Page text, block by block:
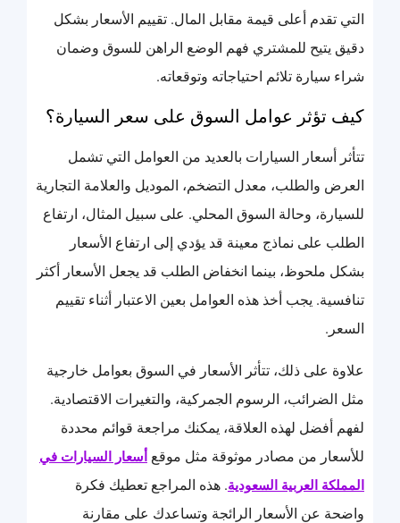
التي تقدم أعلى قيمة مقابل المال. تقييم الأسعار بشكل
دقيق يتيح للمشتري فهم الوضع الراهن للسوق وضمان
شراء سيارة تلائم احتياجاته وتوقعاته.
كيف تؤثر عوامل السوق على سعر السيارة؟
تتأثر أسعار السيارات بالعديد من العوامل التي تشمل
العرض والطلب، معدل التضخم، الموديل والعلامة التجارية
للسيارة، وحالة السوق المحلي. على سبيل المثال، ارتفاع
الطلب على نماذج معينة قد يؤدي إلى ارتفاع الأسعار
بشكل ملحوظ، بينما انخفاض الطلب قد يجعل الأسعار أكثر
تنافسية. يجب أخذ هذه العوامل بعين الاعتبار أثناء تقييم
السعر.
علاوة على ذلك، تتأثر الأسعار في السوق بعوامل خارجية
مثل الضرائب، الرسوم الجمركية، والتغيرات الاقتصادية.
لفهم أفضل لهذه العلاقة، يمكنك مراجعة قوائم محددة
للأسعار من مصادر موثوقة مثل موقع أسعار السيارات في
المملكة العربية السعودية. هذه المراجع تعطيك فكرة
واضحة عن الأسعار الرائجة وتساعدك على مقارنة